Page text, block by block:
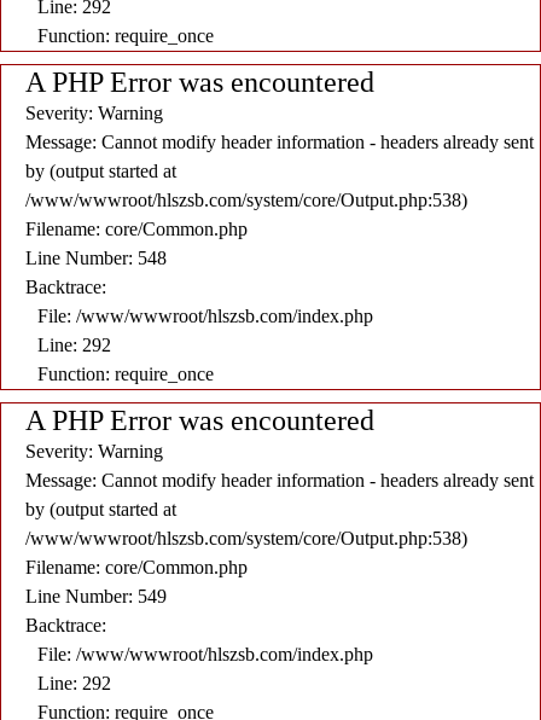
Line: 292
Function: require_once
A PHP Error was encountered
Severity: Warning
Message: Cannot modify header information - headers already sent
by (output started at
/www/wwwroot/hlszsb.com/system/core/Output.php:538)
Filename: core/Common.php
Line Number: 548
Backtrace:
File: /www/wwwroot/hlszsb.com/index.php
Line: 292
Function: require_once
A PHP Error was encountered
Severity: Warning
Message: Cannot modify header information - headers already sent
by (output started at
/www/wwwroot/hlszsb.com/system/core/Output.php:538)
Filename: core/Common.php
Line Number: 549
Backtrace:
File: /www/wwwroot/hlszsb.com/index.php
Line: 292
Function: require_once